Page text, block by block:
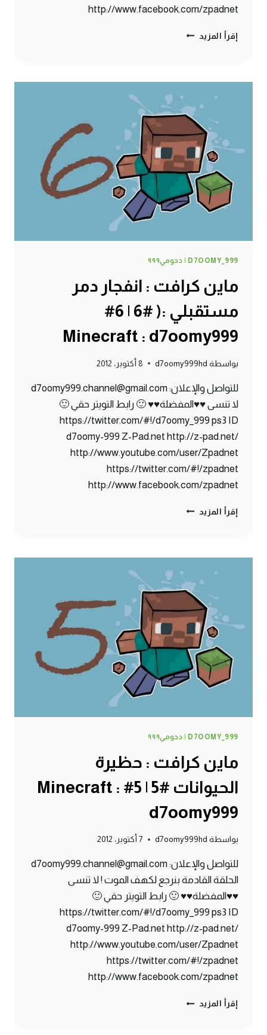
http://www.facebook.com/zpadnet
إقرأ المزيد ماين
عن
الألماس
#7
|
7#
MINECRAFT
:
D7OOMY999
D7OOMY_999 | دحومي٩٩٩
ماين كرافت : انفجار دمر
مستقبلي :( #6 | 6#
Minecraft : d7oomy999
بواسطة d7oomy999hd 8 أكتوبر، 2012
للتواصل والإعلان: d7oomy999.channel@gmail.com
لا تنسى ♥♥المفضلة♥♥ 🙂 رابط التويتر حقي 🙂
https://twitter.com/#!/d7oomy_999 ps3 ID
d7oomy-999 Z-Pad.net http://z-pad.net/
http://www.youtube.com/user/Zpadnet
https://twitter.com/#!/zpadnet
http://www.facebook.com/zpadnet
إقرأ المزيد ماين
دمر
مستقبلي
(
#6
|
6#
MINECRAFT
:
D7OOMY999
D7OOMY_999 | دحومي٩٩٩
ماين كرافت : حظيرة
الحيوانات #5 | 5# Minecraft :
d7oomy999
بواسطة d7oomy999hd 7 أكتوبر، 2012
للتواصل والإعلان: d7oomy999.channel@gmail.com
الحلقة القادمة بنرجع لكهف الموت ! لا تنسى
♥♥المفضلة♥♥ 🙂 رابط التويتر حقي 🙂
https://twitter.com/#!/d7oomy_999 ps3 ID
d7oomy-999 Z-Pad.net http://z-pad.net/
http://www.youtube.com/user/Zpadnet
https://twitter.com/#!/zpadnet
http://www.facebook.com/zpadnet
إقرأ المزيد ماين